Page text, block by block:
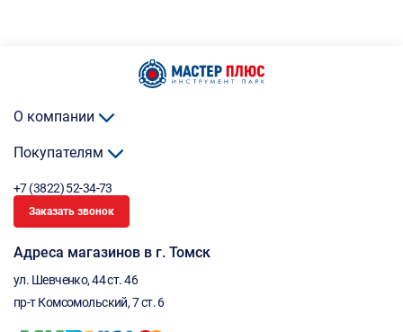
О компании
Покупателям
+7 (3822) 52-34-73
Заказать звонок
Адреса магазинов в г. Томск
ул. Шевченко, 44 ст. 46
пр-т Комсомольский, 7 ст. 6